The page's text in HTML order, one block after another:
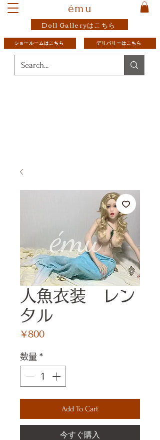
ému
Doll Galleryはこちら
ショールームはこちら デリバリーはこちら
人魚衣装 レン
タル
￥800価
数量 *
Add To Cart
今すぐ購入